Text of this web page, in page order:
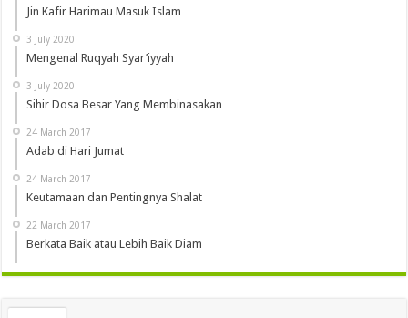
Jin Kafir Harimau Masuk Islam
3 July 2020
Mengenal Ruqyah Syar’iyyah
3 July 2020
Sihir Dosa Besar Yang Membinasakan
24 March 2017
Adab di Hari Jumat
24 March 2017
Keutamaan dan Pentingnya Shalat
22 March 2017
Berkata Baik atau Lebih Baik Diam